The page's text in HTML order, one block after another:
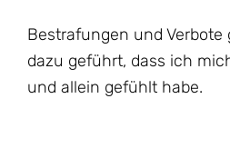
Bestrafungen und Verbote
dazu geführt, dass ich
und allein gefühlt habe.